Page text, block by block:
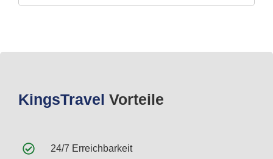
KingsTravel Vorteile
24/7 Erreichbarkeit